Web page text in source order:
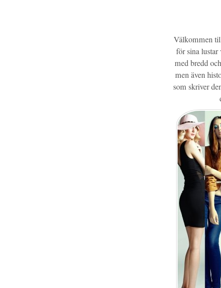
Välkommen
för sina lustar
med bredd
men även
som skriver